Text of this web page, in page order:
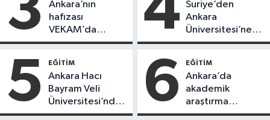
Ankara’nın
hafızası
VEKAM’da
korunuyor: 10
kaynak
araştırmacıları
bekliyor
Suriye’den
Ankara
Üniversitesi’ne
üst düzey
çalışmalar
masaya yatırıldı
5 EĞITIM
Ankara Hacı
Bayram Veli
Üniversitesi’nden
COP31 hamlesi:
6 EĞITIM
Ankara’da
akademik
araştırma
yapmak